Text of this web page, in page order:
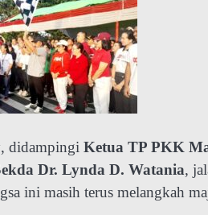
, didampingi Ketua TP PKK
Dr. Lynda D. Watania,
ini masih terus melangkah